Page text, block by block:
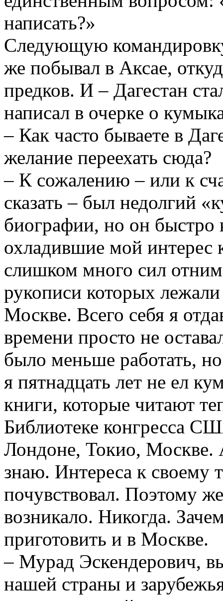
написать?»
Следующую
же побывал в Аксае,
предков. И – Дагестан
написал в очерке о
– Как часто бываете в
желание переехать сюда?
– К сожалению – или к
сказать – был недолгий
биографии, но он
охладившие мой интерес
слишком много сил
рукописи которых
Москве. Всего себя я
времени просто не
было меньше работать,
я пятнадцать лет не ел
книги, которые читают
Библиотеке конгресса
Лондоне, Токио, Москве.
знаю. Интереса к своему
почувствовал. Поэтому
возникало. Никогда.
приготовить и в Москве.
– Мурад Эскендерович,
нашей страны и